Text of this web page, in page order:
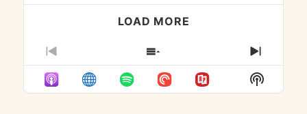
LOAD MORE
PREVIOUS
EPISODE
SHOW
EPISODES
LIST
NEXT
Show
Podcast